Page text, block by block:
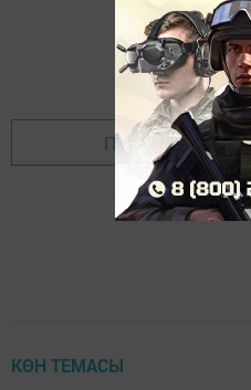
Перейти на
КӨН ТЕМАСЫ